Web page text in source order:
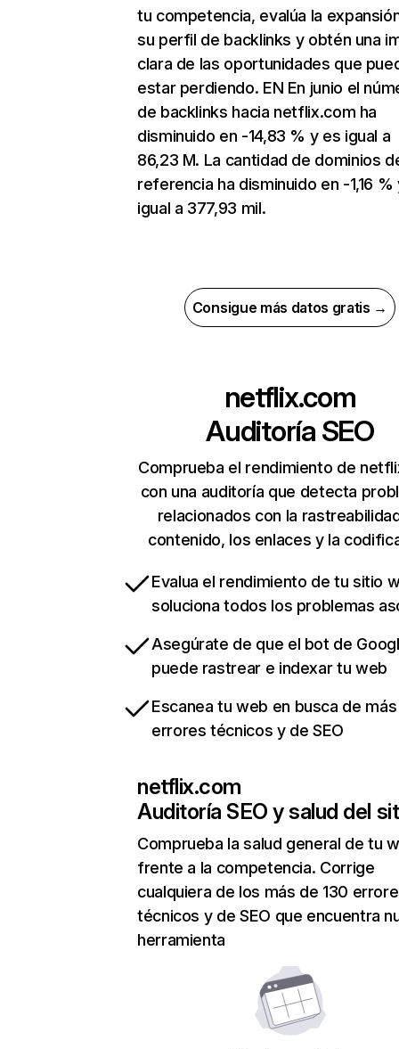
tu competencia, evalúa la
su perfil de backlinks y obtén una
clara de las oportunidades que
estar perdiendo. EN En junio el
de backlinks hacia netflix.com ha
disminuido en -14,83 % y es igual a
86,23 M. La cantidad de dominios
referencia ha disminuido en -1,16 %
igual a 377,93 mil.
Consigue más datos gratis →
netflix.com
Auditoría SEO
Comprueba el rendimiento de
con una auditoría que detecta
relacionados con la
contenido, los enlaces y la
Evalua el rendimiento de tu sitio
soluciona todos los problemas
Asegúrate de que el bot de
puede rastrear e indexar tu web
Escanea tu web en busca de
errores técnicos y de SEO
netflix.com
Auditoría SEO y salud del
Comprueba la salud general de tu
frente a la competencia. Corrige
cualquiera de los más de 130
técnicos y de SEO que encuentra
herramienta